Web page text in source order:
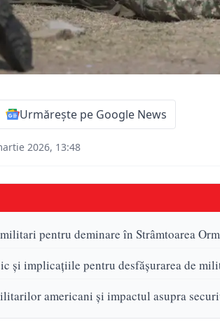
Urmărește pe Google News
2026, 13:48
pentru deminare în Strâmtoarea
și implicațiile pentru desfășurarea de
americani și impactul asupra